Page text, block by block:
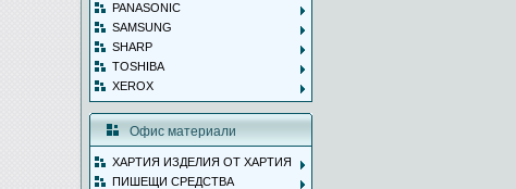
PANASONIC
SAMSUNG
SHARP
TOSHIBA
XEROX
Офис материали
ХАРТИЯ ИЗДЕЛИЯ ОТ ХАРТИЯ
ПИШЕЩИ СРЕДСТВА